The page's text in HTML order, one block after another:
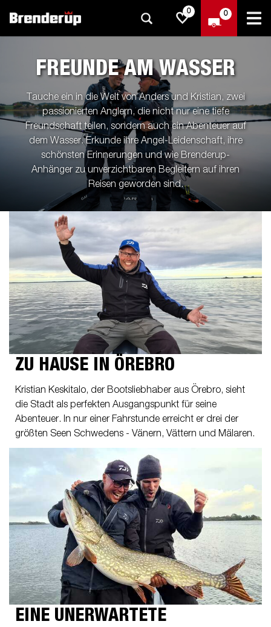
0 0
FREUNDE AM WASSER
Tauche ein in die Welt von Anders und Kristian, zwei
passionierten Anglern, die nicht nur eine tiefe
Freundschaft teilen, sondern auch ein Abenteuer auf
dem Wasser. Erkunde ihre Angel-Leidenschaft, ihre
schönsten Erinnerungen und wie Brenderup-
Anhänger zu unverzichtbaren Begleitern auf ihren
Reisen geworden sind.
ZU HAUSE IN ÖREBRO
Kristian Keskitalo, der Bootsliebhaber aus Örebro, sieht
die Stadt als perfekten Ausgangspunkt für seine
Abenteuer. In nur einer Fahrstunde erreicht er drei der
größten Seen Schwedens - Vänern, Vättern und Mälaren.
EINE UNERWARTETE